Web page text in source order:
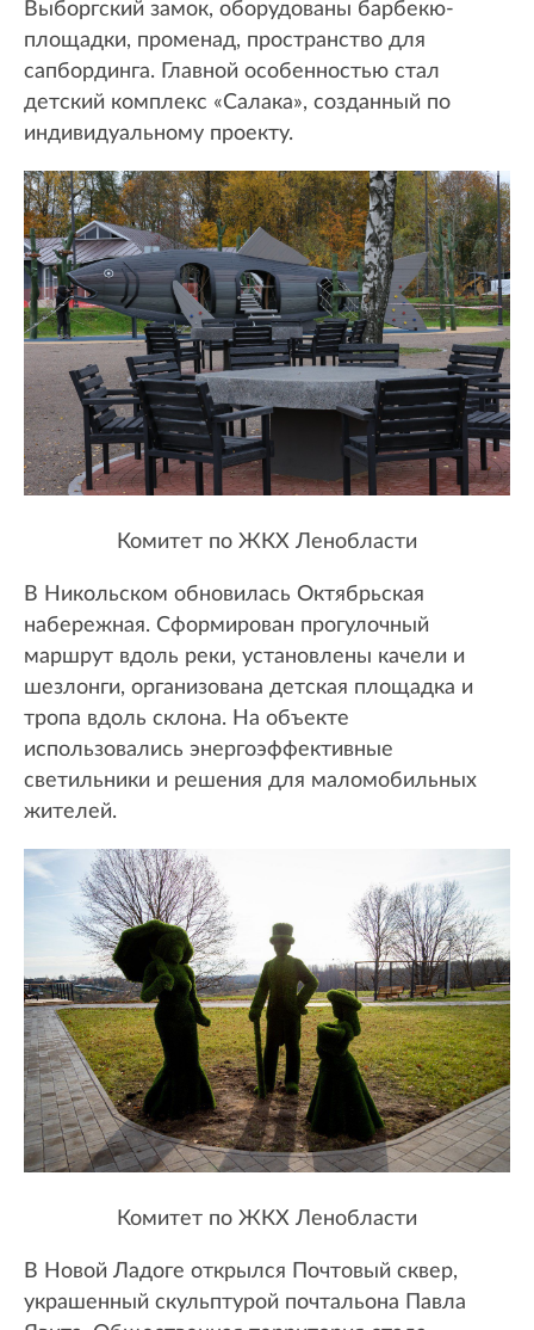
Выборгский замок, оборудованы барбекю-
площадки, променад, пространство для
сапбординга. Главной особенностью стал
детский комплекс «Салака», созданный по
индивидуальному проекту.
Комитет по ЖКХ Ленобласти
В Никольском обновилась Октябрьская
набережная. Сформирован прогулочный
маршрут вдоль реки, установлены качели и
шезлонги, организована детская площадка и
тропа вдоль склона. На объекте
использовались энергоэффективные
светильники и решения для маломобильных
жителей.
Комитет по ЖКХ Ленобласти
В Новой Ладоге открылся Почтовый сквер,
украшенный скульптурой почтальона Павла